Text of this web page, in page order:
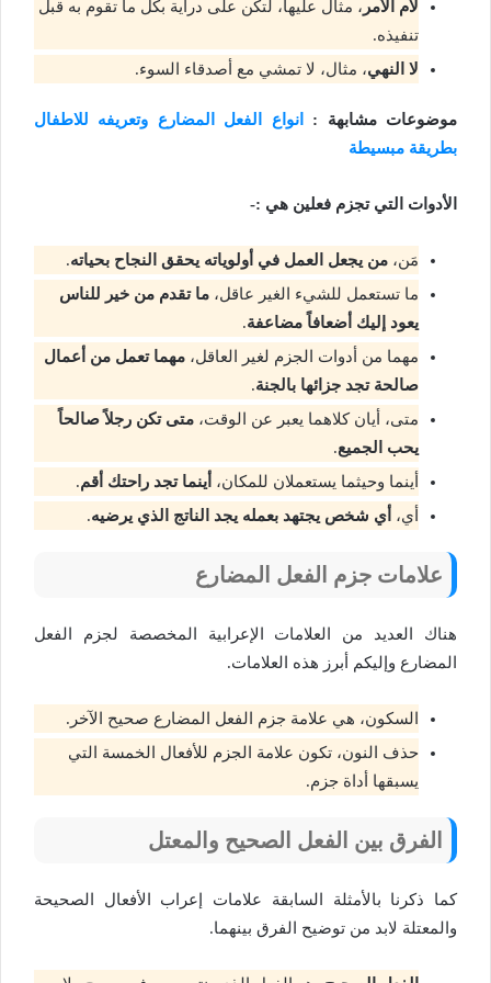
لام الأمر ، مثال عليها، لتكن على دراية بكل ما تقوم به قبل
تنفيذه.
لا النهي، مثال، لا تمشي مع أصدقاء السوء.
موضوعات مشابهة :
انواع الفعل المضارع وتعريفه للاطفال
بطريقة مبسيطة
الأدوات التي تجزم فعلين هي :-
مَن، من يجعل العمل في أولوياته يحقق النجاح بحياته.
ما تستعمل للشيء الغير عاقل، ما تقدم من خير للناس
يعود إليك أضعافاً مضاعفة.
مهما من أدوات الجزم لغير العاقل، مهما تعمل من أعمال
صالحة تجد جزائها بالجنة.
متى، أيان كلاهما يعبر عن الوقت، متى تكن رجلاً صالحاً
يحب الجميع.
أينما وحيثما يستعملان للمكان، أينما تجد راحتك أقم.
أي، أي شخص يجتهد بعمله يجد الناتج الذي يرضيه.
علامات جزم الفعل المضارع
هناك العديد من العلامات الإعرابية المخصصة لجزم الفعل
المضارع وإليكم أبرز هذه العلامات.
السكون، هي علامة جزم الفعل المضارع صحيح الآخر.
حذف النون، تكون علامة الجزم للأفعال الخمسة التي
يسبقها أداة جزم.
الفرق بين الفعل الصحيح والمعتل
كما ذكرنا بالأمثلة السابقة علامات إعراب الأفعال الصحيحة
والمعتلة لابد من توضيح الفرق بينهما.